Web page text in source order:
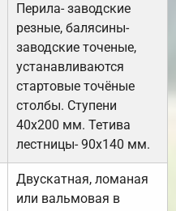
Перила- заводские
резные, балясины-
заводские точеные,
устанавливаются
стартовые точёные
столбы. Ступени
40х200 мм. Тетива
лестницы- 90х140 мм.
Двускатная, ломаная
или вальмовая в